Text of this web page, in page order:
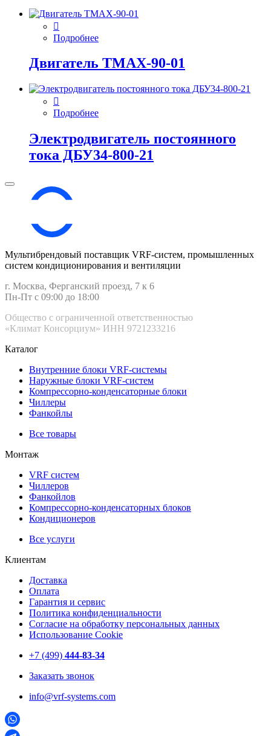
Подробнее
Двигатель ТМАХ-90-01
Подробнее
Электродвигатель постоянного
тока ДБУ34‑800‑21
Мультибрендовый поставщик VRF-cистем, промышленных
систем кондиционирования и вентиляции
г. Москва, Ферганский проезд, 7 к 6
Пн-Пт с 09:00 до 18:00
Общество с ограниченной ответственностью
«Климат Консорциум» ИНН 9721233216
Каталог
Внутренние блоки VRF-cистемы
Наружные блоки VRF-cистем
Компрессорно-конденсаторные блоки
Чиллеры
Фанкойлы
Все товары
Монтаж
VRF систем
Чиллеров
Фанкойлов
Компрессорно-конденсаторных блоков
Кондиционеров
Все услуги
Клиентам
Доставка
Оплата
Гарантия и сервис
Политика конфиденциальности
Согласие на обработку персональных данных
Использование Cookie
+7 (499) 444-83-34
Заказать звонок
info@vrf-systems.com